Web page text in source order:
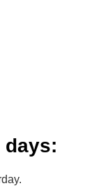
days: